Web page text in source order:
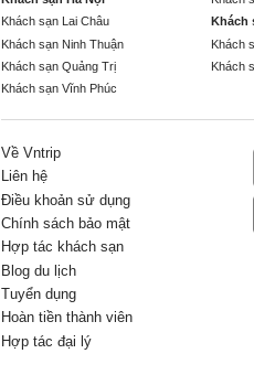
Khách sạn Lai Châu
Khách
Khách sạn Ninh Thuận
Khách
Khách sạn Quảng Trị
Khách
Khách sạn Vĩnh Phúc
Về Vntrip
Liên hệ
Điều khoản sử dụng
Chính sách bảo mật
Hợp tác khách sạn
Blog du lịch
Tuyển dụng
Hoàn tiền thành viên
Hợp tác đại lý